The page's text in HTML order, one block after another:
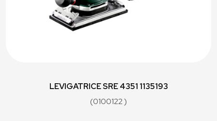
LEVIGATRICE SRE 4351 1135193
(0100122 )